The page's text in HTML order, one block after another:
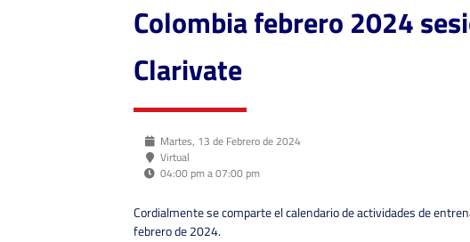
Colombia febrero 2024
Clarivate
Martes, 13 de Febrero de 2024
Virtual
04:00 pm a 07:00 pm
Cordialmente se comparte el calendario de actividades de
febrero de 2024.